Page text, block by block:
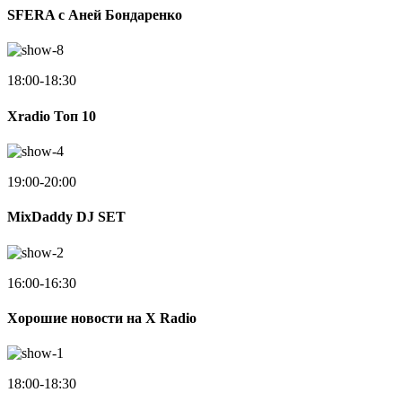
SFERA с Аней Бондаренко
18:00-18:30
Xradio Топ 10
19:00-20:00
MixDaddy DJ SET
16:00-16:30
Хорошие новости на X Radio
18:00-18:30